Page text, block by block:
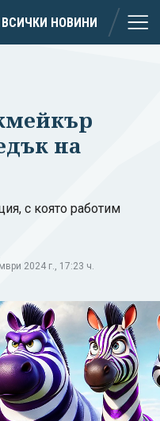
ВСИЧКИ НОВИНИ
на
с която работим
2024 г., 17:23 ч.